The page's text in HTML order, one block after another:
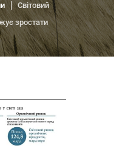
Світовий
зростати